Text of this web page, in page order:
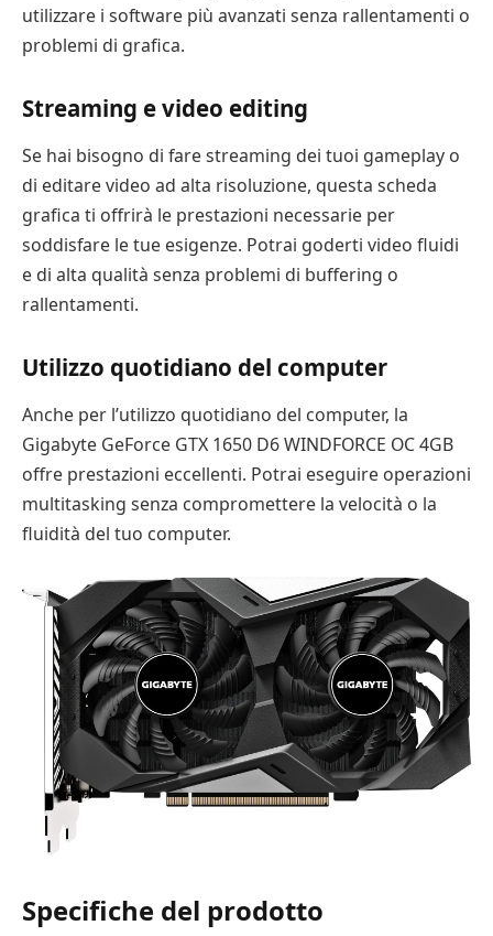
utilizzare i software più avanzati senza rallentamenti o
problemi di grafica.
Streaming e video editing
Se hai bisogno di fare streaming dei tuoi gameplay o
di editare video ad alta risoluzione, questa scheda
grafica ti offrirà le prestazioni necessarie per
soddisfare le tue esigenze. Potrai goderti video fluidi
e di alta qualità senza problemi di buffering o
rallentamenti.
Utilizzo quotidiano del computer
Anche per l’utilizzo quotidiano del computer, la
Gigabyte GeForce GTX 1650 D6 WINDFORCE OC 4GB
offre prestazioni eccellenti. Potrai eseguire operazioni
multitasking senza compromettere la velocità o la
fluidità del tuo computer.
Specifiche del prodotto